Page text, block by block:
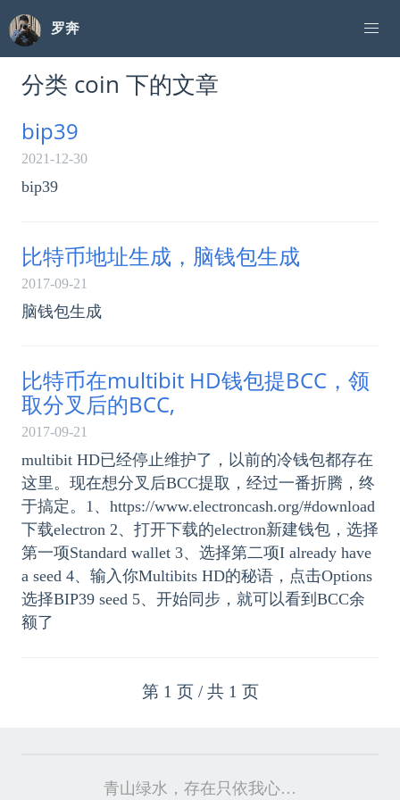
罗奔
分类 coin 下的文章
bip39
2021-12-30
bip39
比特币地址生成，脑钱包生成
2017-09-21
脑钱包生成
比特币在multibit HD钱包提BCC，领
取分叉后的BCC,
2017-09-21
multibit HD已经停止维护了，以前的冷钱包都存在
这里。现在想分叉后BCC提取，经过一番折腾，终
于搞定。1、https://www.electroncash.org/#download
下载electron 2、打开下载的electron新建钱包，选择
第一项Standard wallet 3、选择第二项I already have
a seed 4、输入你Multibits HD的秘语，点击Options
选择BIP39 seed 5、开始同步，就可以看到BCC余
额了
第 1 页 / 共 1 页
青山绿水，存在只依我心…